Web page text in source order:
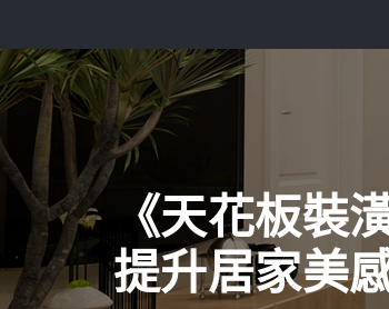
《天花板裝
提升居家美